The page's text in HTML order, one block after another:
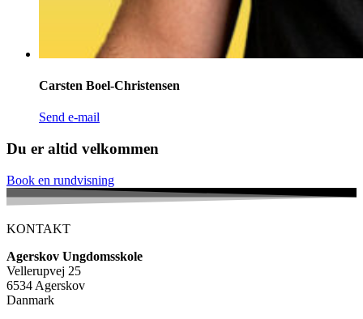
Carsten Boel-Christensen
Send e-mail
Du er altid velkommen
Book en rundvisning
KONTAKT
Agerskov Ungdomsskole
Vellerupvej 25
6534 Agerskov
Danmark